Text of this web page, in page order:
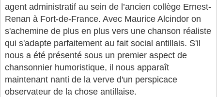
agent administratif au sein de l’ancien collège Ernest-
Renan à Fort-de-France. Avec Maurice Alcindor on
s'achemine de plus en plus vers une chanson réaliste
qui s'adapte parfaitement au fait social antillais. S'il
nous a été présenté sous un premier aspect de
chansonnier humoristique, il nous apparaît
maintenant nanti de la verve d'un perspicace
observateur de la chose antillaise.